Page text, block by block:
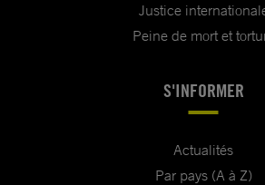
Justice
Peine de mort et
S'INFORMER
Actualités
Par pays (A à Z)